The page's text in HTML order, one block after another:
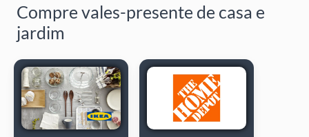
Compre vales-presente de casa e
jardim